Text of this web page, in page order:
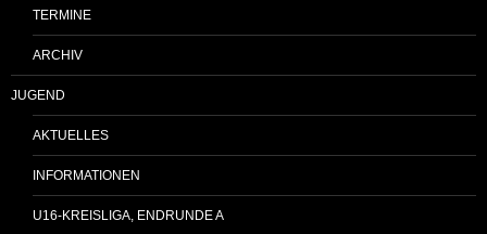
TERMINE
ARCHIV
JUGEND
AKTUELLES
INFORMATIONEN
U16-KREISLIGA, ENDRUNDE A